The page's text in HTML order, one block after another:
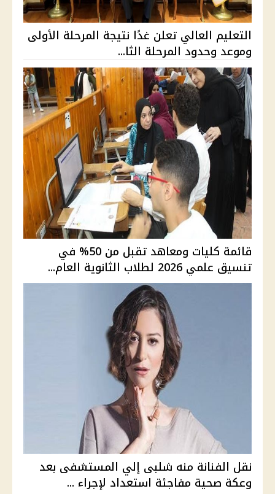
التعليم العالي تعلن غدًا نتيجة المرحلة الأولى
وموعد وحدود المرحلة الثا...
قائمة كليات ومعاهد تقبل من 50% في
تنسيق علمي 2026 لطلاب الثانوية العام...
نقل الفنانة منه شلبى إلي المستشفى بعد
وعكة صحية مفاجئة استعداد لإجراء ...